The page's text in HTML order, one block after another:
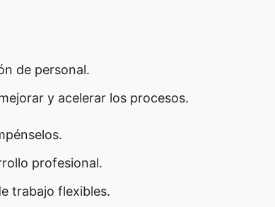
de personal.
y acelerar los procesos.
profesional.
trabajo flexibles.